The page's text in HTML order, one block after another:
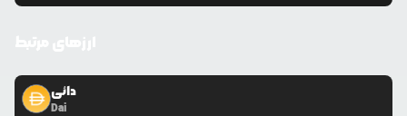
دائی
Dai